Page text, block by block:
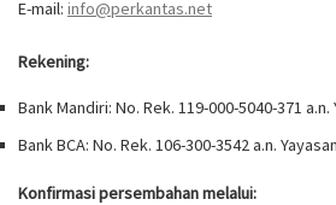
E-mail: info@perkantas.net
Rekening:
Bank Mandiri: No. Rek. 119-000-5040-371
Bank BCA: No. Rek. 106-300-3542 a.n.
Konfirmasi persembahan melalui: